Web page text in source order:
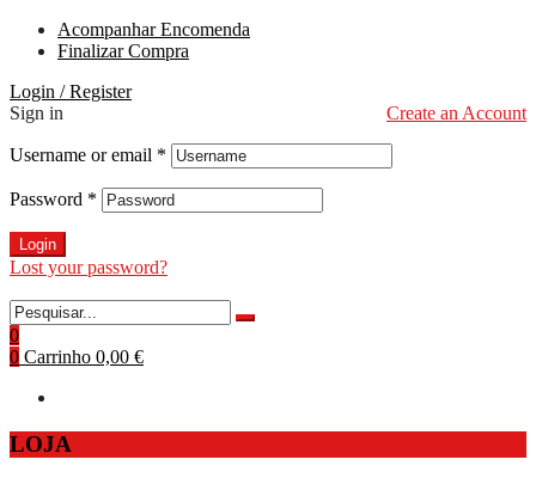
Acompanhar Encomenda
Finalizar Compra
Login / Register
Sign in
Create an Account
Username or email *
Password *
Login
Lost your password?
0
0 Carrinho 0,00 €
LOJA